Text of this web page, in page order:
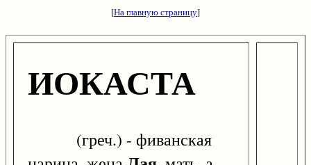
[На главную страницу]
ИОКАСТА
(греч.) - фиванская